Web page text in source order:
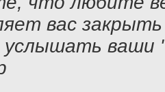
вас
услышать ваши